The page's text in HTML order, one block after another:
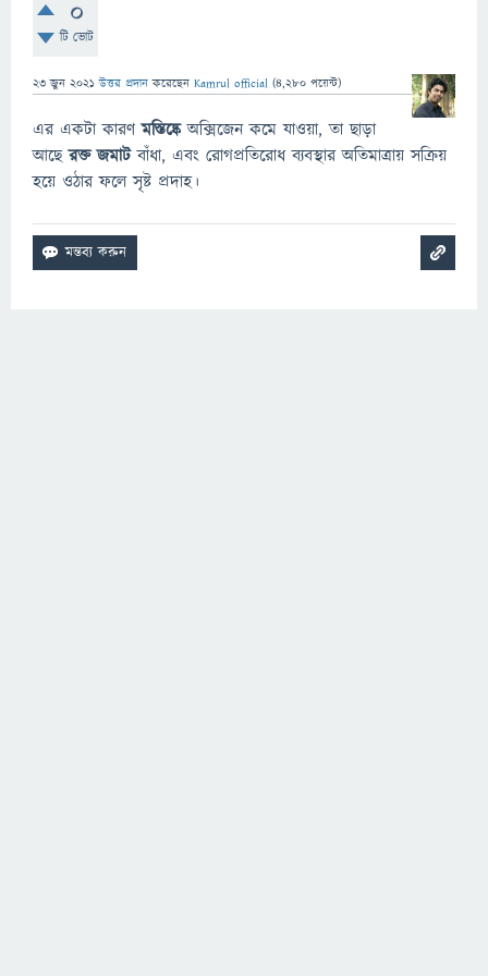
0
টি ভোট
23 জুন 2021 উত্তর প্রদান করেছেন Kamrul official (4,280 পয়েন্ট)
এর একটা কারণমস্তিষ্কেঅক্সিজেন কমে যাওয়া, তা ছাড়া
আছেরক্ত জমাটবাঁধা, এবং রোগপ্রতিরোধ ব্যবস্থার অতিমাত্রায় সক্রিয়
হয়ে ওঠার ফলে সৃষ্ট প্রদাহ।